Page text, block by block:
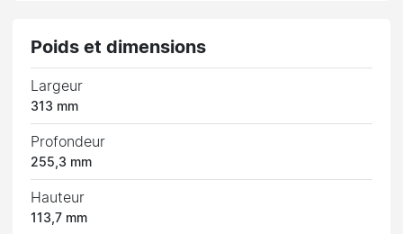
Poids et dimensions
Largeur
313 mm
Profondeur
255,3 mm
Hauteur
113,7 mm